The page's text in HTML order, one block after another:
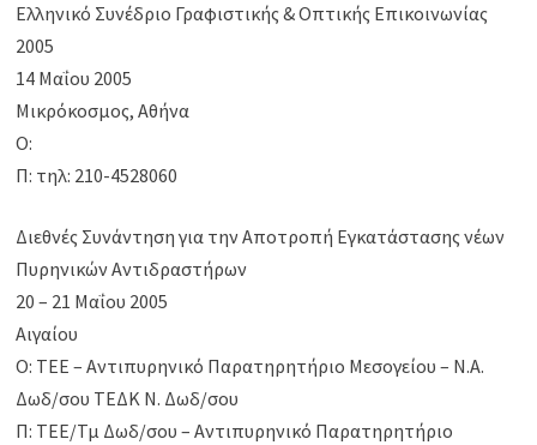
Ελληνικό Συνέδριο Γραφιστικής & Οπτικής Επικοινωνίας
2005
14 Μαΐου 2005
Μικρόκοσμος, Αθήνα
Ο:
Π: τηλ: 210-4528060
Διεθνές Συνάντηση για την Αποτροπή Εγκατάστασης νέων
Πυρηνικών Αντιδραστήρων
20 – 21 Μαΐου 2005
Αιγαίου
Ο: ΤΕΕ – Αντιπυρηνικό Παρατηρητήριο Μεσογείου – Ν.Α.
Δωδ/σου ΤΕΔΚ Ν. Δωδ/σου
Π: ΤΕΕ/Τμ Δωδ/σου – Αντιπυρηνικό Παρατηρητήριο